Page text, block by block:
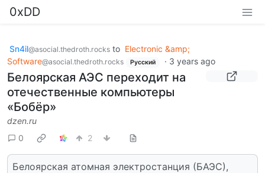
0xDD
Sn4il@asocial.thedroth.rocks to Electronic &amp;
Software@asocial.thedroth.rocks Русский · 3 years ago
Белоярская АЭС переходит на
отечественные компьютеры
«Бобёр»
dzen.ru
0
2
Белоярская атомная электростанция (БАЭС),